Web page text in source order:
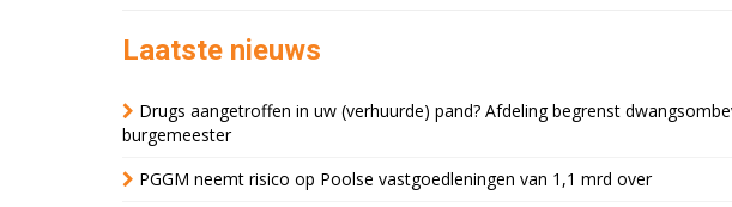
Laatste nieuws
Drugs aangetroffen in uw (verhuurde) pand? Afdeling begrenst
burgemeester
PGGM neemt risico op Poolse vastgoedleningen van 1,1 mrd over